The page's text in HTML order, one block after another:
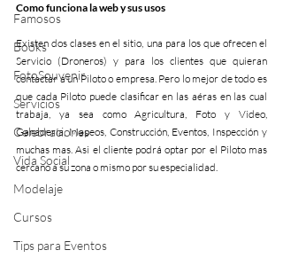
Famosos
Books
FotoSouvenir
Servicios
Celebraciones
Vida Social
Modelaje
Cursos
Tips para Eventos
Como funciona la web y sus usos
Existen dos clases en el sitio, una para los que ofrecen el
Servicio (Droneros) y para los clientes que quieran
contactar a un Piloto o empresa. Pero lo mejor de todo es
que cada Piloto puede clasificar en las aéras en las cual
trabaja, ya sea como Agricultura, Foto y Video,
Ganadería, Mapeos, Construcción, Eventos, Inspección y
muchas mas. Asi el cliente podrá optar por el Piloto mas
cercano a su zona o mismo por su especialidad.